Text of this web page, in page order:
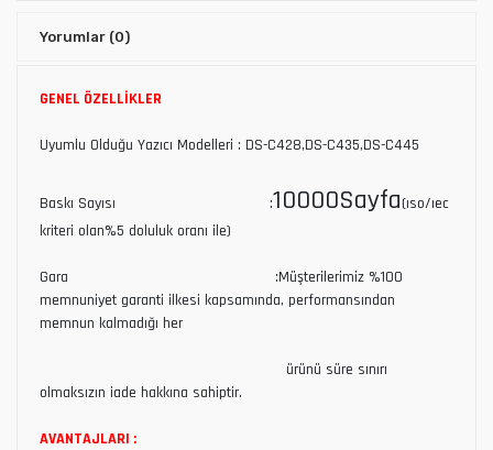
Yorumlar (0)
GENEL ÖZELLİKLER
Uyumlu Olduğu Yazıcı Modelleri : DS-C428,DS-C435,DS-C445
Baskı Sayısı :10000Sayfa(ıso/ıec
kriteri olan%5 doluluk oranı ile)
Gara :Müşterilerimiz %100
memnuniyet garanti ilkesi kapsamında, performansından
memnun kalmadığı her
ürünü süre sınırı
olmaksızın iade hakkına sahiptir.
AVANTAJLARI :